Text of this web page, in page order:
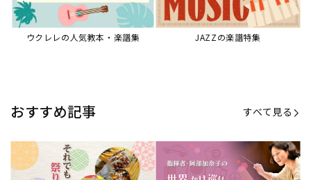
ウクレレの人気教本・楽譜集 JAZZの楽譜特集
おすすめ記事 すべて見る